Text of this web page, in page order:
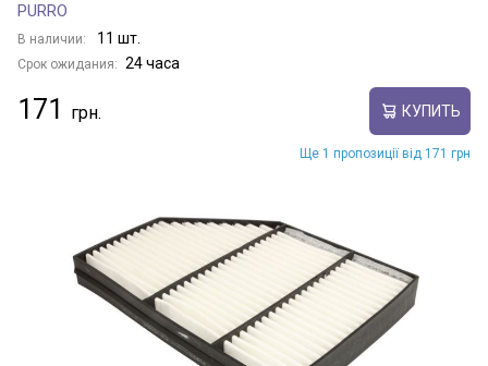
PURRO
В наличии: 11 шт.
Срок ожидания: 24 часа
171 КУПИТЬ
Ще 1 пропозиції від 171 грн